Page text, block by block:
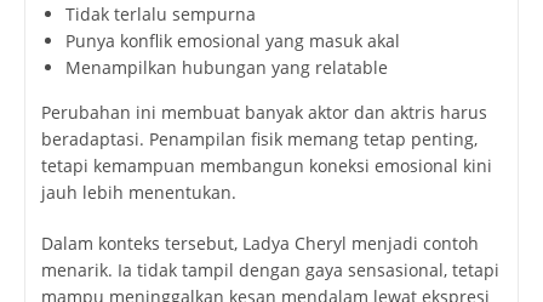
Tidak terlalu sempurna
Punya konflik emosional yang masuk akal
Menampilkan hubungan yang relatable
Perubahan ini membuat banyak aktor dan aktris harus
beradaptasi. Penampilan fisik memang tetap penting,
tetapi kemampuan membangun koneksi emosional kini
jauh lebih menentukan.
Dalam konteks tersebut, Ladya Cheryl menjadi contoh
menarik. Ia tidak tampil dengan gaya sensasional, tetapi
mampu meninggalkan kesan mendalam lewat ekspresi